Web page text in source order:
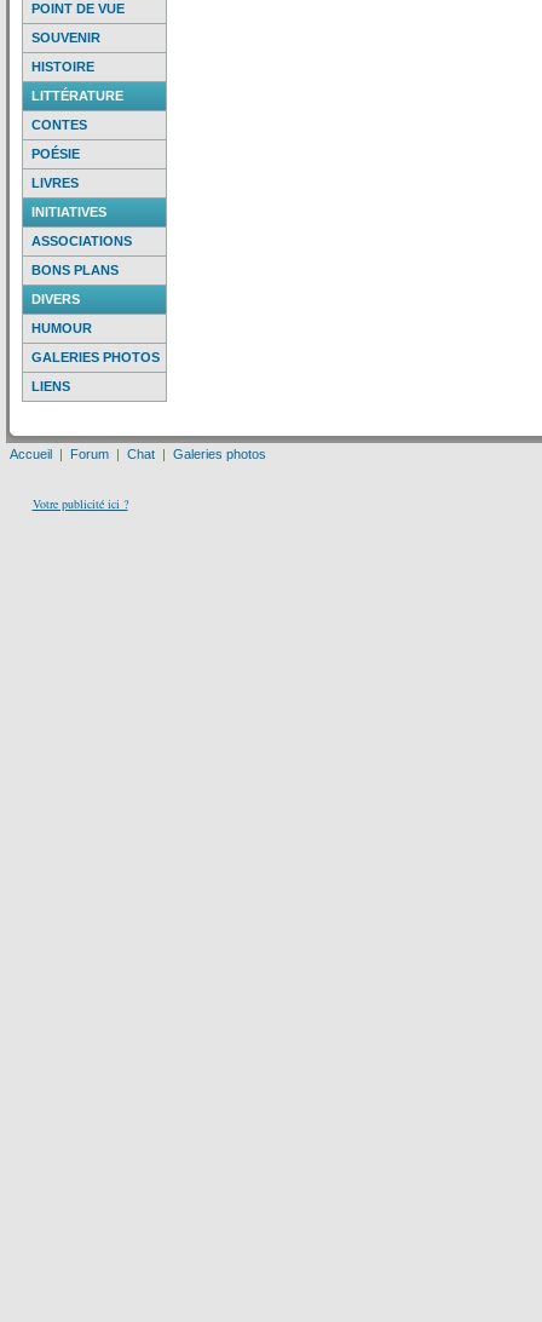
POINT DE VUE
SOUVENIR
HISTOIRE
LITTÉRATURE
CONTES
POÉSIE
LIVRES
INITIATIVES
ASSOCIATIONS
BONS PLANS
DIVERS
HUMOUR
GALERIES PHOTOS
LIENS
Accueil | Forum | Chat | Galeries photos
Votre publicité ici ?